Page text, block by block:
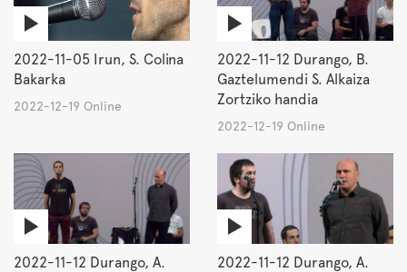
2022-11-05 Irun, S. Colina
Bakarka
2022-12-19 Online
2022-11-12 Durango, B.
Gaztelumendi S. Alkaiza
Zortziko handia
2022-12-19 Online
2022-11-12 Durango, A.
2022-11-12 Durango, A.